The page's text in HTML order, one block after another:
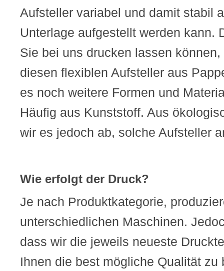
Aufsteller variabel und damit stabil
Unterlage aufgestellt werden kann.
Sie bei uns drucken lassen
diesen flexiblen Aufsteller aus
es noch weitere Formen und
Häufig aus Kunststoff. Aus
wir es jedoch ab, solche Aufsteller
Wie erfolgt der Druck?
Je nach Produktkategorie,
unterschiedlichen Maschinen.
dass wir die jeweils neueste
Ihnen die best mögliche Qualität zu